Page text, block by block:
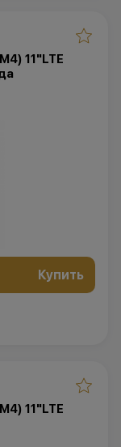
11"LTE
Купить
11"LTE